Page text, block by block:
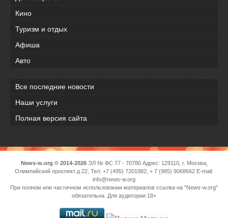
Кино
Туризм и отдых
Афиша
Авто
Все последние новости
Наши услуги
Полная версия сайта
News-w.org © 2014-2026ЭЛ № ФС 77 - 70780 Адрес: 129110, г. Москва,
Олимпийский проспект д 22, Тел: +7 (495) 7201982, + 7 (985) 9068662 E-mail:
info@news-w.org
При полном или частичном использовании материалов ссылка на "News-w.org"
обязательна. Для аудитории 18+